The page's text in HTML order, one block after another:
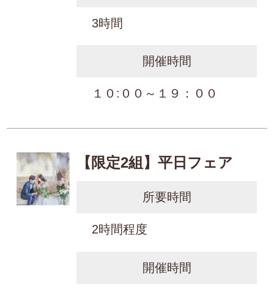
3時間
開催時間
１０:００～１９：００
【限定2組】平日フェア
所要時間
2時間程度
開催時間